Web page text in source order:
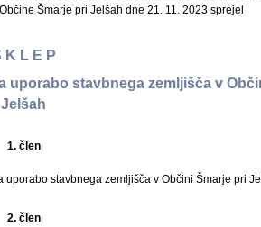
Šmarje pri Jelšah dne 21. 11. 2023 sprejel
K L E P
uporabo stavbnega zemljišča v
Jelšah
1. člen
stavbnega zemljišča v Občini Šmarje pri
2. člen